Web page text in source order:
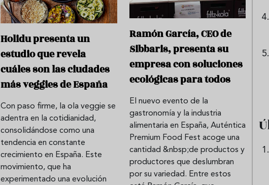
Holidu presenta un
estudio que revela
cuáles son las ciudades
más veggies de España
Con paso firme, la ola veggie se
adentra en la cotidianidad,
consolidándose como una
tendencia en constante
crecimiento en España. Este
movimiento, que ha
experimentado una evolución
Ramón García, CEO de
Sibbaris, presenta su
empresa con soluciones
ecológicas para todos
El nuevo evento de la
gastronomía y la industria
alimentaria en España, Auténtica
Premium Food Fest acoge una
cantidad &nbsp;de productos y
productores que deslumbran
por su variedad. Entre estos